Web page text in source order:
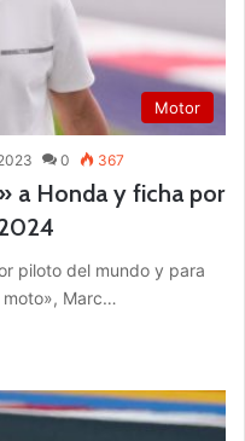
Motor
0 367
a Honda y ficha por
piloto del mundo y para
Marc…